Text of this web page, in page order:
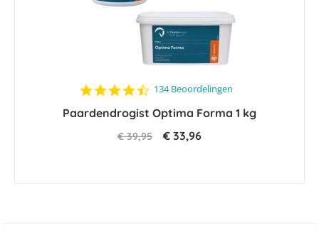
4.5
rating
134 Beoordelingen
Paardendrogist Optima Forma 1 kg
€ 39,95 € 33,96